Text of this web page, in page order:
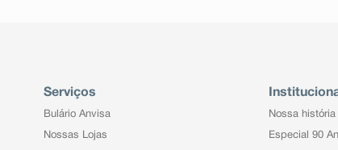
Serviços
Bulário Anvisa
Nossas Lojas
Nossa história
Especial 90